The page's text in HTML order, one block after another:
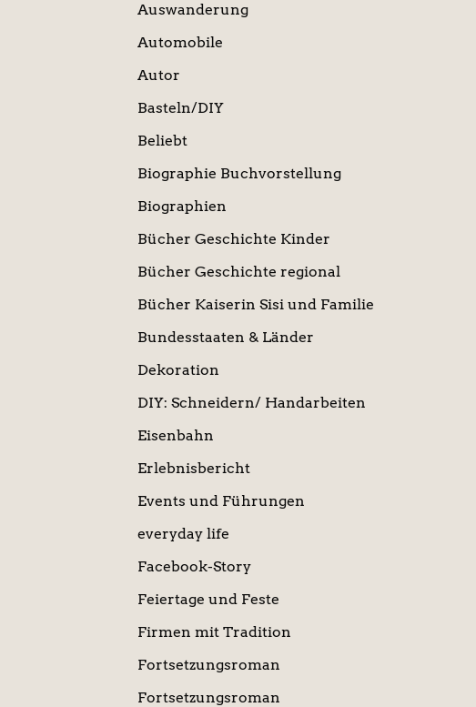
Auswanderung
Automobile
Autor
Basteln/DIY
Beliebt
Biographie Buchvorstellung
Biographien
Bücher Geschichte Kinder
Bücher Geschichte regional
Bücher Kaiserin Sisi und Familie
Bundesstaaten & Länder
Dekoration
DIY: Schneidern/ Handarbeiten
Eisenbahn
Erlebnisbericht
Events und Führungen
everyday life
Facebook-Story
Feiertage und Feste
Firmen mit Tradition
Fortsetzungsroman
Fortsetzungsroman